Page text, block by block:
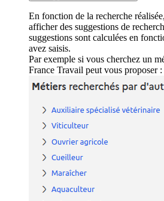
En fonction de la recherche
afficher des suggestions de
suggestions sont calculées en
avez saisis.
Par exemple si vous cherchez un
France Travail peut vous proposer :